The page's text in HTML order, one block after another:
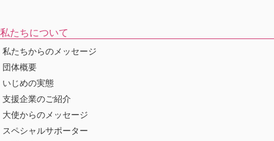
私たちについて
私たちからのメッセージ
団体概要
いじめの実態
支援企業のご紹介
大使からのメッセージ
スペシャルサポーター